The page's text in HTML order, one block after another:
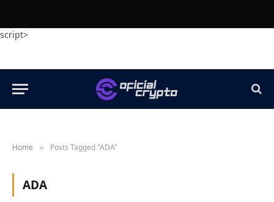
script>
Home » Posts Tagged "ADA"
ADA